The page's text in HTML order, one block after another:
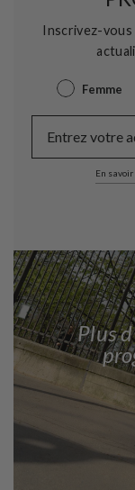
Inscrivez-
Genre Femme
En
Plus